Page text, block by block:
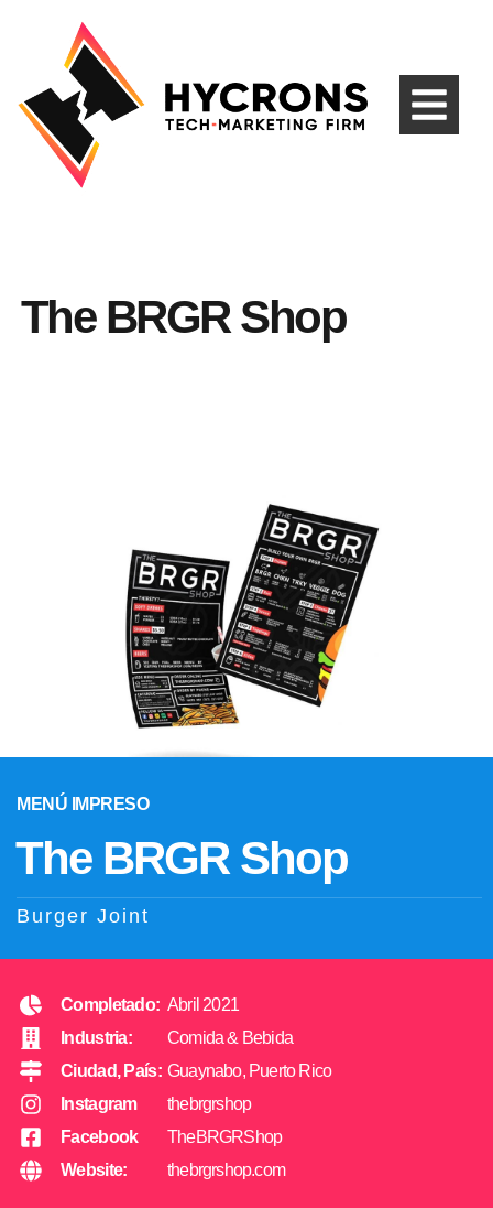
The BRGR Shop
MENÚ IMPRESO
The BRGR Shop
Burger Joint
Completado:
Industria:
Ciudad, País:
Instagram
Facebook
Website:
Abril 2021
Comida & Bebida
Guaynabo, Puerto Rico
thebrgrshop
TheBRGRShop
thebrgrshop.com